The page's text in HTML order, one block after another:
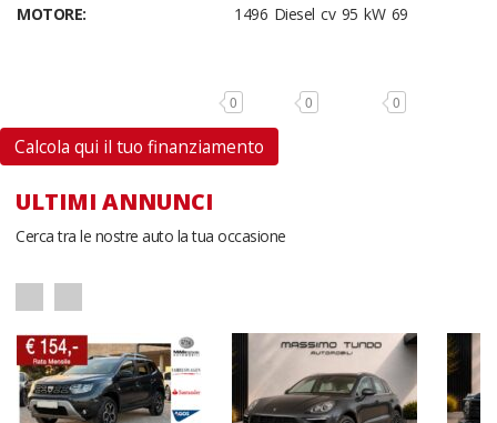
MOTORE:
1496 Diesel cv 95 kW 69
0 0 0
Calcola qui il tuo finanziamento
ULTIMI ANNUNCI
Cerca tra le nostre auto la tua occasione